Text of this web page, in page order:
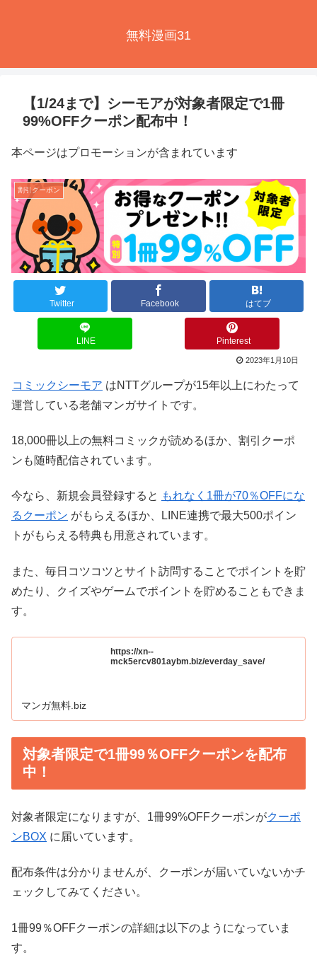
無料漫画31
【1/24まで】シーモアが対象者限定で1冊
99%OFFクーポン配布中！
本ページはプロモーションが含まれています
割引クーポン
Twitter Facebook はてブ
LINE Pinterest
2023年1月10日
コミックシーモア はNTTグループが15年以上にわたって
運営している老舗マンガサイトです。
18,000冊以上の無料コミックが読めるほか、割引クーポ
ンも随時配信されています。
今なら、新規会員登録すると もれなく 1冊が70％OFFにな
るクーポン がもらえるほか、LINE連携で最大500ポイン
トがもらえる特典も用意されています。
また、毎日コツコツとサイト訪問することでポイントを貯
めたり、クイズやゲームでポイントを貯めることもできま
す。
https://xn--
mck5ercv801aybm.biz/everday_save/
マンガ無料.biz
対象者限定で1冊99％OFFクーポンを配布
中！
対象者限定になりますが、1冊99%OFFクーポンがクーポ
ンBOX に届いています。
配布条件は分かりませんが、クーポンが届いていないかチ
ェックしてみてください。
1冊99％OFFクーポンの詳細は以下のようになっていま
す。